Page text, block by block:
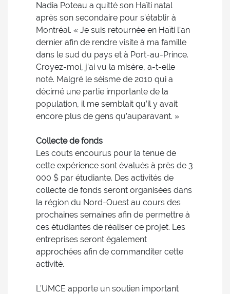
Nadia Poteau a quitté son Haïti natal
après son secondaire pour s’établir à
Montréal. « Je suis retournée en Haïti l’an
dernier afin de rendre visite à ma famille
dans le sud du pays et à Port-au-Prince.
Croyez-moi, j’ai vu la misère, a-t-elle
noté. Malgré le séisme de 2010 qui a
décimé une partie importante de la
population, il me semblait qu’il y avait
encore plus de gens qu’auparavant. »
Collecte de fonds
Les couts encourus pour la tenue de
cette expérience sont évalués à près de 3
000 $ par étudiante. Des activités de
collecte de fonds seront organisées dans
la région du Nord-Ouest au cours des
prochaines semaines afin de permettre à
ces étudiantes de réaliser ce projet. Les
entreprises seront également
approchées afin de commanditer cette
activité.
L’UMCE apporte un soutien important